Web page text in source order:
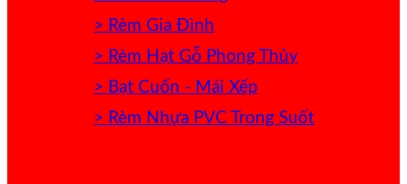
> Rèm Gia Đình
> Rèm Hạt Gỗ Phong Thủy
> Bạt Cuốn - Mái Xếp
> Rèm Nhựa PVC Trong Suốt